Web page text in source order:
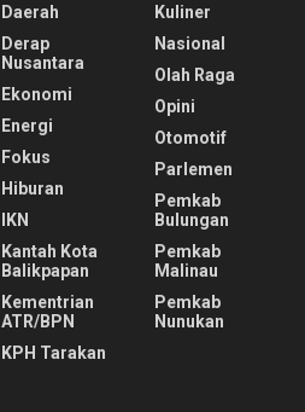
Daerah
Derap
Nusantara
Ekonomi
Energi
Fokus
Hiburan
IKN
Kantah Kota
Balikpapan
Kementrian
ATR/BPN
KPH Tarakan
Kuliner
Nasional
Olah Raga
Opini
Otomotif
Parlemen
Pemkab
Bulungan
Pemkab
Malinau
Pemkab
Nunukan